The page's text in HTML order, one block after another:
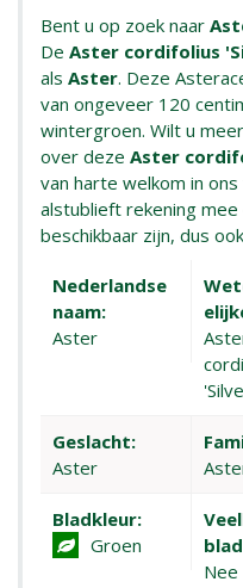
Bent u op zoek naar
De Aster cordifolius
als Aster. Deze
van ongeveer 120
wintergroen. Wilt u
over deze Aster
van harte welkom in
alstublieft rekening
beschikbaar zijn, dus
Nederlandse
naam:
Aster
Geslacht:
Aster
Bladkleur:
Groen
Nee